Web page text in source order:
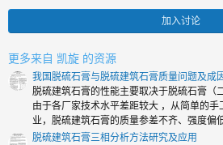
加入讨论
更多来自 凯旋 的资源
我国脱硫石膏与脱硫建筑石膏质量问题及成
脱硫建筑石膏的性能主要取决于脱硫石膏（
由于各厂家技术水平差距较大 ，从简单的
业，脱硫建筑石膏的质量参差不齐、强度偏
脱硫建筑石膏三相分析方法研究及应用